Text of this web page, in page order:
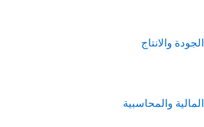
الجودة والانتاج
المالية والمحاسبية